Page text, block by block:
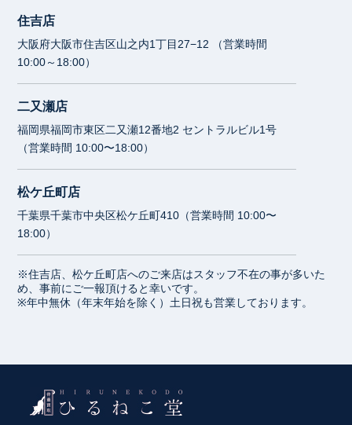
住吉店
大阪府大阪市住吉区山之内1丁目27−12 （営業時間
10:00～18:00）
二又瀬店
福岡県福岡市東区二又瀬12番地2 セントラルビル1号
（営業時間 10:00〜18:00）
松ケ丘町店
千葉県千葉市中央区松ケ丘町410（営業時間 10:00〜
18:00）
※住吉店、松ケ丘町店へのご来店はスタッフ不在の事が多いた
め、事前にご一報頂けると幸いです。
※年中無休（年末年始を除く）土日祝も営業しております。